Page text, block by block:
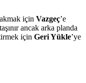
için Vazgeç’e
ancak arka planda
için Geri Yükle’ye